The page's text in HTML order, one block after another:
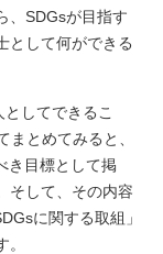
、SDGsが目指す
として何ができる
してできるこ
まとめてみると、
き目標として掲
そして、その内容
に関する取組」